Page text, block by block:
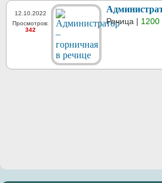
12.10.2022
Просмотров:
342
Речица | 1200